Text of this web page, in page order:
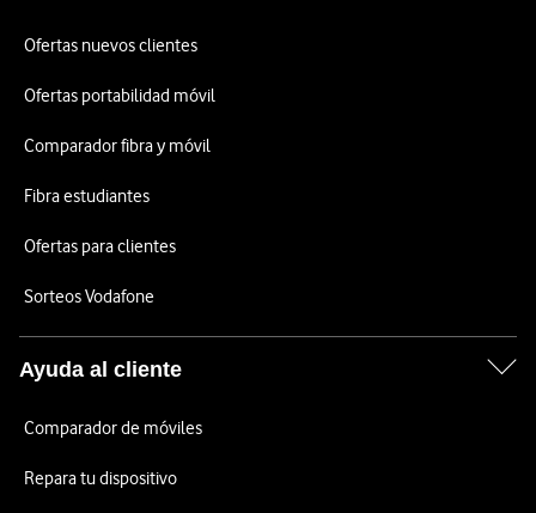
Ofertas nuevos clientes
Ofertas portabilidad móvil
Comparador fibra y móvil
Fibra estudiantes
Ofertas para clientes
Sorteos Vodafone
Ayuda al cliente
Comparador de móviles
Repara tu dispositivo